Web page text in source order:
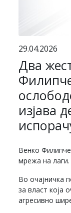
29.04.2026
Два
изјава
Венко
мрежа на лаги.
Во очајничка
за власт која
агресивно